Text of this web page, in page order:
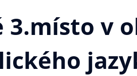
3.místo v